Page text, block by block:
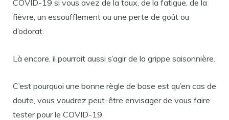
COVID-19 si vous avez de la toux, de la fatigue, de la
fièvre, un essoufflement ou une perte de goût ou
d’odorat.
Là encore, il pourrait aussi s’agir de la grippe saisonnière.
C’est pourquoi une bonne règle de base est qu’en cas de
doute, vous voudrez peut-être envisager de vous faire
tester pour le COVID-19.